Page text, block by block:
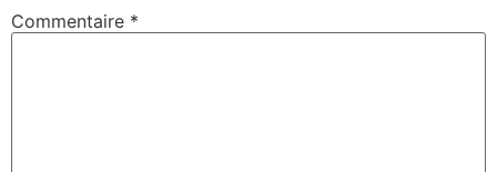
Commentaire *